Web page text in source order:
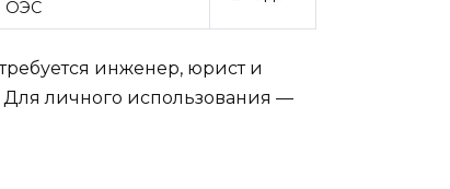
ОЭС
инженер, юрист и
Для личного использования —